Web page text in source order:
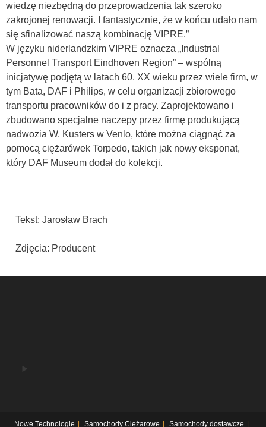
wiedzę niezbędną do przeprowadzenia tak szeroko
zakrojonej renowacji. I fantastycznie, że w końcu udało nam
się sfinalizować naszą kombinację VIPRE.”
W języku niderlandzkim VIPRE oznacza „Industrial
Personnel Transport Eindhoven Region” – wspólną
inicjatywę podjętą w latach 60. XX wieku przez wiele firm, w
tym Bata, DAF i Philips, w celu organizacji zbiorowego
transportu pracowników do i z pracy. Zaprojektowano i
zbudowano specjalne naczepy przez firmę produkującą
nadwozia W. Kusters w Venlo, które można ciągnąć za
pomocą ciężarówek Torpedo, takich jak nowy eksponat,
który DAF Museum dodał do kolekcji.
Tekst: Jarosław Brach
Zdjęcia: Producent
Nowe Technologie Samochody Ciężarowe Samochody dostawcze